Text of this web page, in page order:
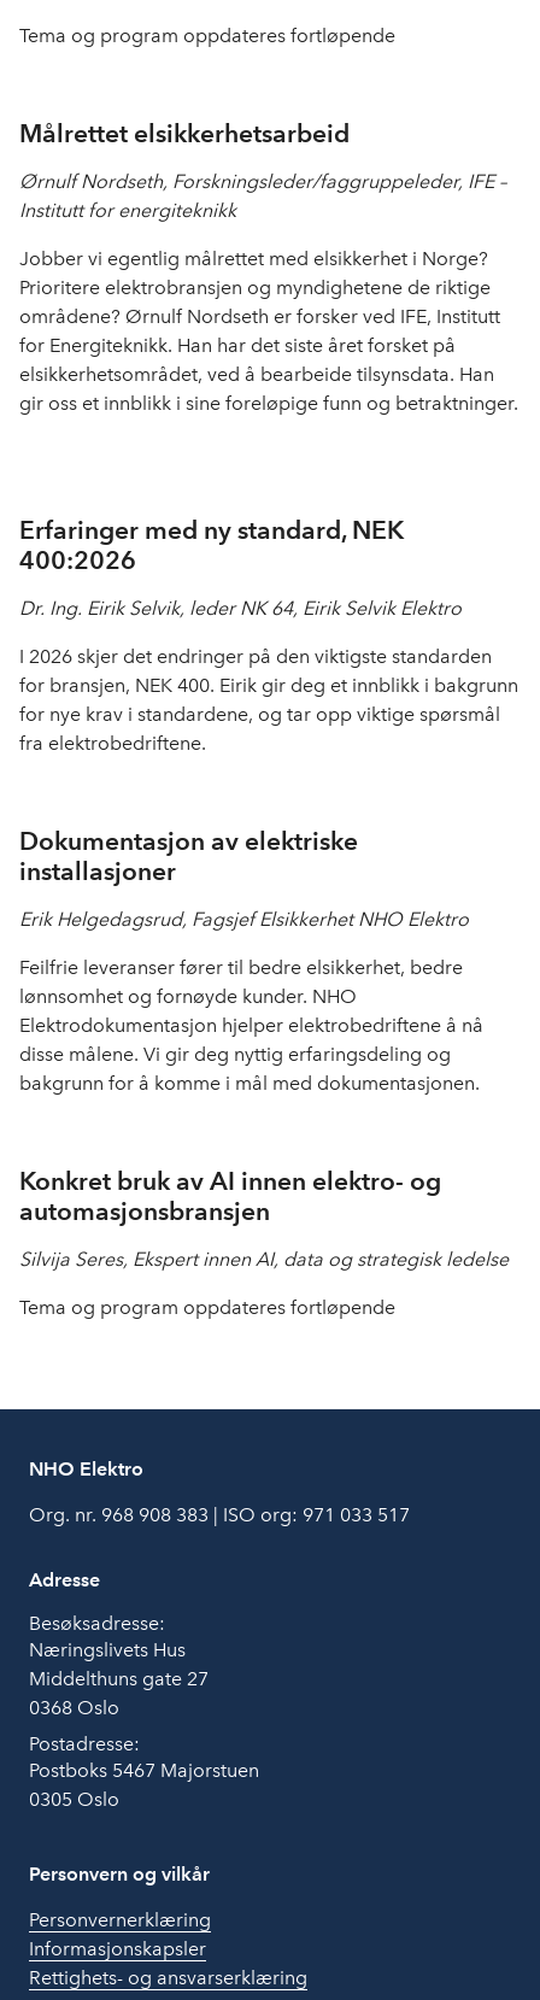
Tema og program oppdateres fortløpende
Målrettet elsikkerhetsarbeid
Ørnulf Nordseth, Forskningsleder/faggruppeleder, IFE –
Institutt for energiteknikk
Jobber vi egentlig målrettet med elsikkerhet i Norge?
Prioritere elektrobransjen og myndighetene de riktige
områdene? Ørnulf Nordseth er forsker ved IFE, Institutt
for Energiteknikk. Han har det siste året forsket på
elsikkerhetsområdet, ved å bearbeide tilsynsdata. Han
gir oss et innblikk i sine foreløpige funn og betraktninger.
Erfaringer med ny standard, NEK
400:2026
Dr. Ing. Eirik Selvik, leder NK 64, Eirik Selvik Elektro
I 2026 skjer det endringer på den viktigste standarden
for bransjen, NEK 400. Eirik gir deg et innblikk i bakgrunn
for nye krav i standardene, og tar opp viktige spørsmål
fra elektrobedriftene.
Dokumentasjon av elektriske
installasjoner
Erik Helgedagsrud, Fagsjef Elsikkerhet NHO Elektro
Feilfrie leveranser fører til bedre elsikkerhet, bedre
lønnsomhet og fornøyde kunder. NHO
Elektrodokumentasjon hjelper elektrobedriftene å nå
disse målene. Vi gir deg nyttig erfaringsdeling og
bakgrunn for å komme i mål med dokumentasjonen.
Konkret bruk av AI innen elektro- og
automasjonsbransjen
Silvija Seres, Ekspert innen AI, data og strategisk ledelse
Tema og program oppdateres fortløpende
NHO Elektro
Org. nr. 968 908 383 | ISO org: 971 033 517
Adresse
Besøksadresse:
Næringslivets Hus
Middelthuns gate 27
0368 Oslo
Postadresse:
Postboks 5467 Majorstuen
0305 Oslo
Personvern og vilkår
Personvernerklæring
Informasjonskapsler
Rettighets- og ansvarserklæring